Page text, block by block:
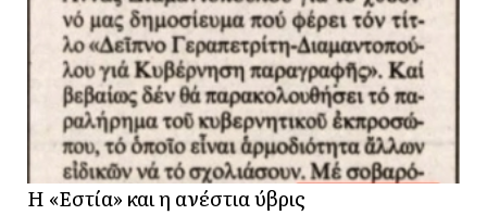
Η «Εστία» και η ανέστια ύβρις